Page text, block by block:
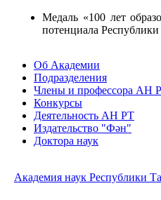
Медаль «100 лет
потенциала Республики
Об Академии
Подразделения
Члены и профессора АН
Конкурсы
Деятельность АН РТ
Издательство "Фән"
Доктора наук
Академия наук Республики